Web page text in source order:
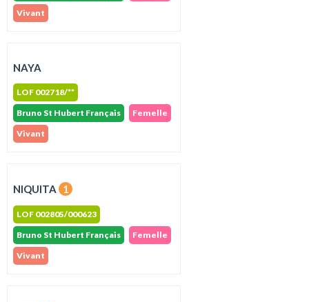
Vivant
NAYA
LOF 002718/**
Bruno St Hubert Français
Femelle
Vivant
NIQUITA 1
LOF 002805/000623
Bruno St Hubert Français
Femelle
Vivant